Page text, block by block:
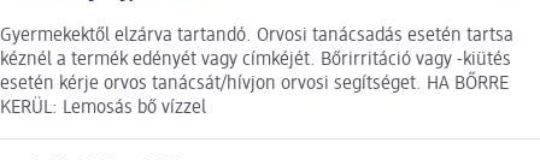
Gyermekektől elzárva tartandó. Orvosi tanácsadás esetén tartsa
kéznél a termék edényét vagy címkéjét. Bőrirritáció vagy -kiütés
esetén kérje orvos tanácsát/hívjon orvosi segítséget. HA BŐRRE
KERÜL: Lemosás bő vízzel